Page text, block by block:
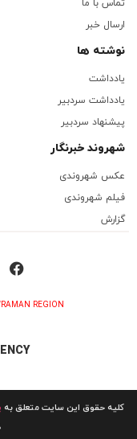
تماس با ما
ارسال خبر
نوشته ها
یادداشت
یادداشت سردبیر
پیشنهاد سردبیر
شهروند خبرنگار
عکس شهروندی
فیلم شهروندی
گزارش
REGION
کلیه حقوق این سایت متعلق به